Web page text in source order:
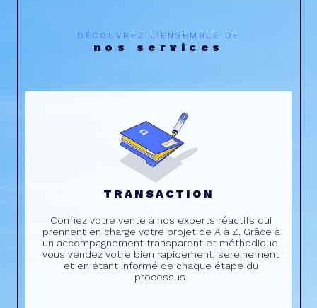
DÉCOUVREZ L'ENSEMBLE DE
nos services
TRANSACTION
Confiez votre vente à nos experts réactifs qui
prennent en charge votre projet de A à Z. Grâce à
un accompagnement transparent et méthodique,
vous vendez votre bien rapidement, sereinement
et en étant informé de chaque étape du
processus.